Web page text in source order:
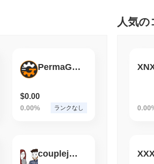
トーク
テザ
PermaGIFF
$0.00
0.00% ランクなし
couplejaks
人気の